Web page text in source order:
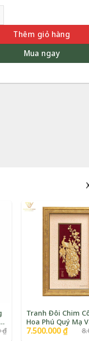
Dát Vàng 24K - Quà
Thêm giỏ hàng
Mua ngay
₫
Tranh Đôi Chim
Hoa Phú Quý Mạ
| Phượng Vũ Gold
Giá
gốc
7.500.000₫Giá
hiện